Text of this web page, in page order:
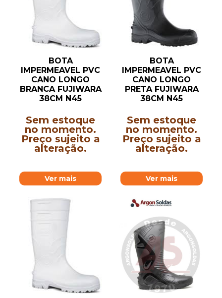
BOTA
IMPERMEAVEL PVC
CANO LONGO
BRANCA FUJIWARA
38CM N45
Sem estoque
no momento.
Preço sujeito a
alteração.
Ver mais
BOTA
IMPERMEAVEL PVC
CANO LONGO
PRETA FUJIWARA
38CM N45
Sem estoque
no momento.
Preço sujeito a
alteração.
Ver mais